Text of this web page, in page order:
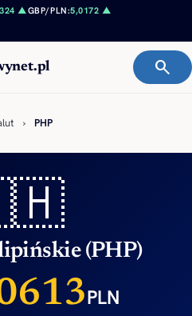
▲GBP/PLN:5,0172 ▲
search
› PHP
(PHP)
PLN